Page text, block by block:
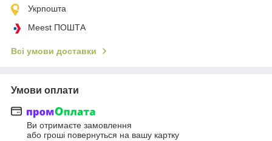
Укрпошта
Meest ПОШТА
Всі умови доставки
Умови оплати
Ви отримаєте замовлення
або гроші повернуться на вашу картку